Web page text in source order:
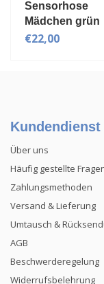
Sensorhose
Mädchen grün
€22,00
Kundendienst
Über uns
Häufig gestellte
Zahlungsmethoden
Versand & Lieferung
Umtausch &
AGB
Beschwerderegelung
Widerrufsbelehrung